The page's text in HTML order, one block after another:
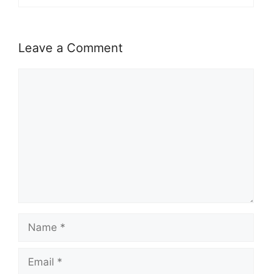
Leave a Comment
Name
Email